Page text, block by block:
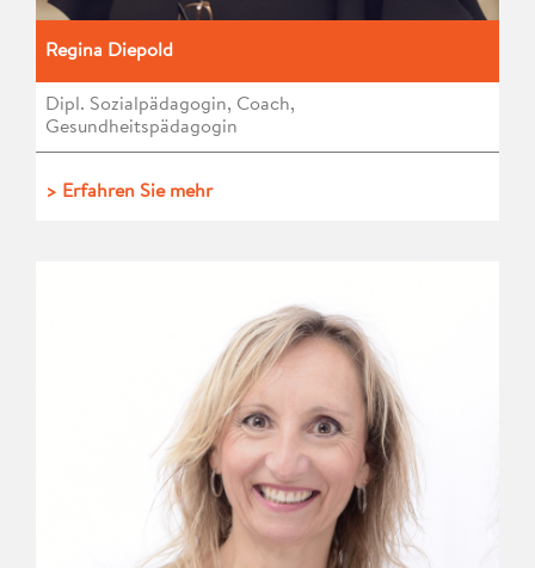
Regina Diepold
Dipl. Sozialpädagogin, Coach,
Gesundheitspädagogin
> Erfahren Sie mehr